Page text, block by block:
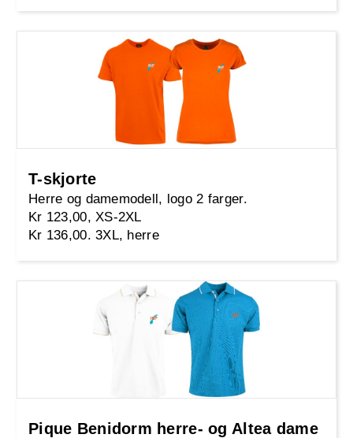
T-skjorte
Herre og damemodell, logo 2 farger.
Kr 123,00, XS-2XL
Kr 136,00. 3XL, herre
Pique Benidorm herre- og Altea dame